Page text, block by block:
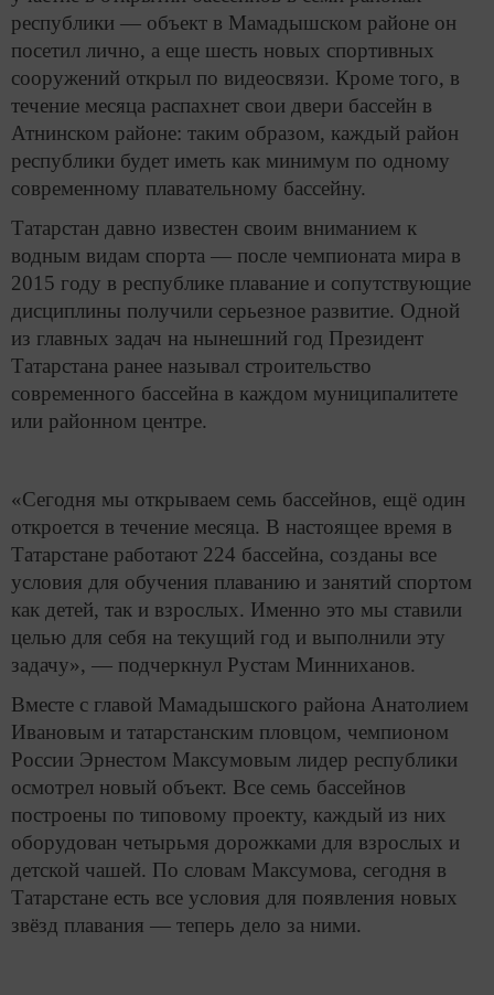
республики — объект в Мамадышском районе он
посетил лично, а еще шесть новых спортивных
сооружений открыл по видеосвязи. Кроме того, в
течение месяца распахнет свои двери бассейн в
Атнинском районе: таким образом, каждый район
республики будет иметь как минимум по одному
современному плавательному бассейну.
Татарстан давно известен своим вниманием к
водным видам спорта — после чемпионата мира в
2015 году в республике плавание и сопутствующие
дисциплины получили серьезное развитие. Одной
из главных задач на нынешний год Президент
Татарстана ранее называл строительство
современного бассейна в каждом муниципалитете
или районном центре.
«Сегодня мы открываем семь бассейнов, ещё один
откроется в течение месяца. В настоящее время в
Татарстане работают 224 бассейна, созданы все
условия для обучения плаванию и занятий спортом
как детей, так и взрослых. Именно это мы ставили
целью для себя на текущий год и выполнили эту
задачу», — подчеркнул Рустам Минниханов.
Вместе с главой Мамадышского района Анатолием
Ивановым и татарстанским пловцом, чемпионом
России Эрнестом Максумовым лидер республики
осмотрел новый объект. Все семь бассейнов
построены по типовому проекту, каждый из них
оборудован четырьмя дорожками для взрослых и
детской чашей. По словам Максумова, сегодня в
Татарстане есть все условия для появления новых
звёзд плавания — теперь дело за ними.